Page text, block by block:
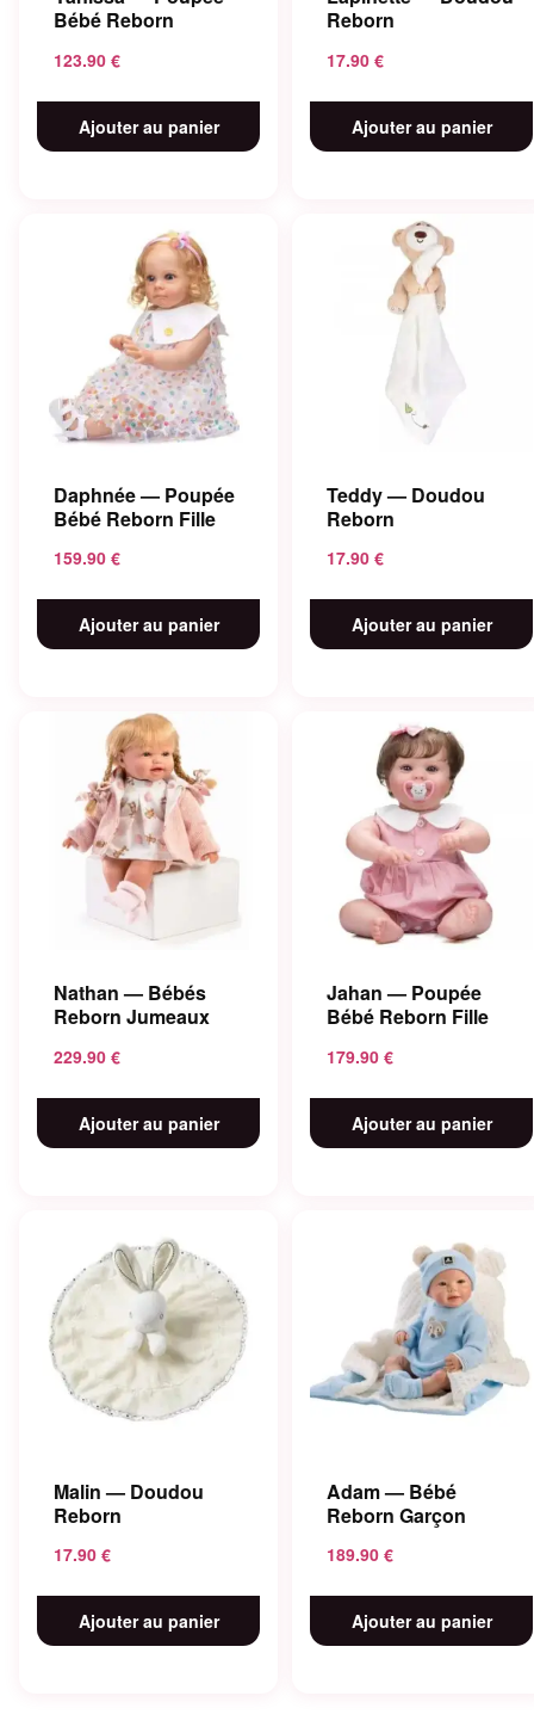
Bébé Reborn
123.90 €
Ajouter au panier
Reborn
17.90 €
Ajouter au panier
Daphnée — Poupée
Bébé Reborn Fille
159.90 €
Ajouter au panier
Teddy — Doudou
Reborn
17.90 €
Ajouter au panier
Nathan — Bébés
Reborn Jumeaux
229.90 €
Ajouter au panier
Jahan — Poupée
Bébé Reborn Fille
179.90 €
Ajouter au panier
Malin — Doudou
Reborn
17.90 €
Ajouter au panier
Adam — Bébé
Reborn Garçon
189.90 €
Ajouter au panier